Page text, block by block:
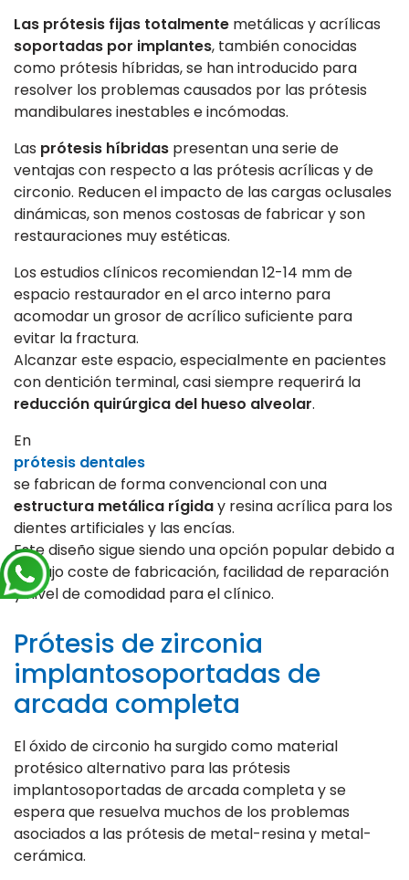
Las prótesis fijas totalmente metálicas y acrílicas
soportadas por implantes, también conocidas
como prótesis híbridas, se han introducido para
resolver los problemas causados por las prótesis
mandibulares inestables e incómodas.
Las prótesis híbridas presentan una serie de
ventajas con respecto a las prótesis acrílicas y de
circonio. Reducen el impacto de las cargas oclusales
dinámicas, son menos costosas de fabricar y son
restauraciones muy estéticas.
Los estudios clínicos recomiendan 12-14 mm de
espacio restaurador en el arco interno para
acomodar un grosor de acrílico suficiente para
evitar la fractura.
Alcanzar este espacio, especialmente en pacientes
con dentición terminal, casi siempre requerirá la
reducción quirúrgica del hueso alveolar.
En
prótesis dentales
se fabrican de forma convencional con una
estructura metálica rígiday resina acrílica para los
dientes artificiales y las encías.
Este diseño sigue siendo una opción popular debido a
su bajo coste de fabricación, facilidad de reparación
y nivel de comodidad para el clínico.
Prótesis de zirconia
implantosoportadas de
arcada completa
El óxido de circonio ha surgido como material
protésico alternativo para las prótesis
implantosoportadas de arcada completa y se
espera que resuelva muchos de los problemas
asociados a las prótesis de metal-resina y metal-
cerámica.